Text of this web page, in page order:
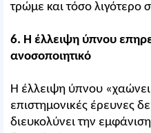
τρώμε και τόσο λιγότερο
6. Η έλλειψη ύπνου
ανοσοποιητικό
Η έλλειψη ύπνου
επιστημονικές έρευνες
διευκολύνει την